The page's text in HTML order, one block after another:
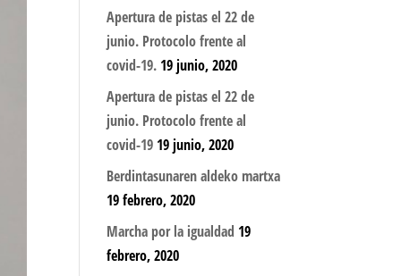
Apertura de pistas el 22 de
junio. Protocolo frente al
covid-19. 19 junio, 2020
Apertura de pistas el 22 de
junio. Protocolo frente al
covid-19 19 junio, 2020
Berdintasunaren aldeko martxa
19 febrero, 2020
Marcha por la igualdad 19
febrero, 2020